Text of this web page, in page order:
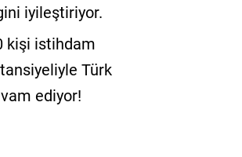
iyileştiriyor.
kişi istihdam
Türk
ediyor!